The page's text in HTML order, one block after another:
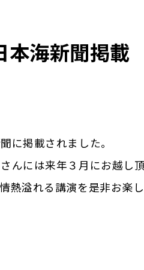
本海新聞掲載
に掲載されました。
んには来年３月にお越し
熱溢れる講演を是非お楽し